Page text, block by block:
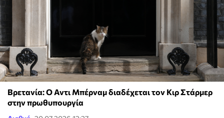
Βρετανία: Ο Αντι Μπέρναμ διαδέχεται τον Κιρ Στάρμερ
στην πρωθυπουργία